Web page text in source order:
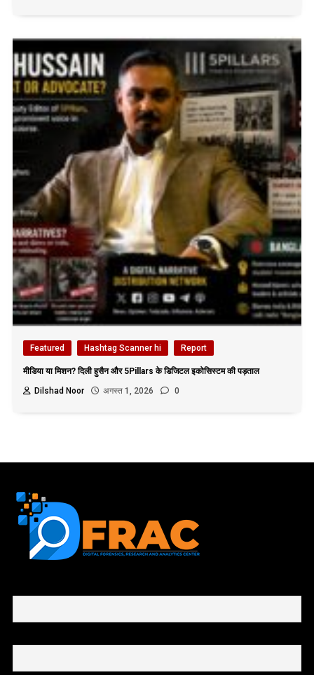
Featured Hashtag Scanner hi Report
मीडिया या मिशन? दिली हुसैन और 5Pillars के डिजिटल इकोसिस्टम की पड़ताल
Dilshad Noor
अगस्त 1, 2026 0